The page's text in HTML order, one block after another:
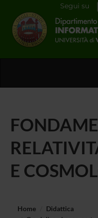
Segui su
E
Home
Didattica